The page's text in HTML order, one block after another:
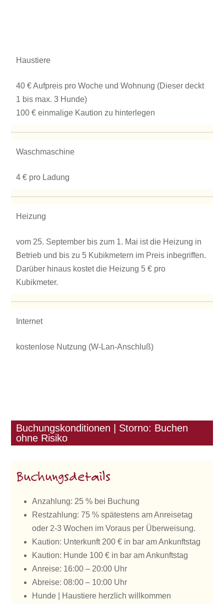
Haustiere
40 € Aufpreis pro Woche und Wohnung (Dieser deckt
1 bis max. 3 Hunde)
100 € einmalige Kaution zu hinterlegen
Waschmaschine
4 € pro Ladung
Heizung
vom 25. September bis zum 1. Mai ist die Heizung in
Betrieb und bis zu 5 Kubikmetern im Preis inbegriffen.
Darüber hinaus kostet die Heizung 5 € pro
Kubikmeter.
Internet
kostenlose Nutzung (W-Lan-Anschluß)
Buchungskonditionen | Storno: Buchen
ohne Risiko
Buchungsdetails
Anzahlung: 25 % bei Buchung
Restzahlung: 75 % spätestens am Anreisetag
oder 2-3 Wochen im Voraus per Überweisung.
Kaution: Unterkunft 200 € in bar am Ankunftstag
Kaution: Hunde 100 € in bar am Ankunftstag
Anreise: 16:00 – 20:00 Uhr
Abreise: 08:00 – 10:00 Uhr
Hunde | Haustiere herzlich willkommen